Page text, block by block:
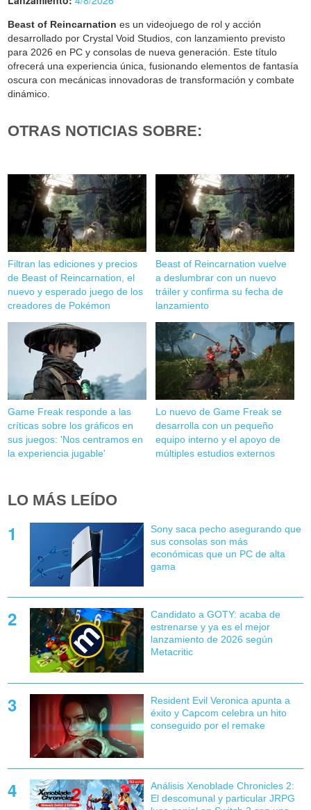
Beast of Reincarnation es un videojuego de rol y acción
desarrollado por Crystal Void Studios, con lanzamiento previsto
para 2026 en PC y consolas de nueva generación. Este título
ofrecerá una experiencia única, fusionando elementos de fantasía
oscura con mecánicas innovadoras de transformación y combate
dinámico.
OTRAS NOTICIAS SOBRE:
Filtran las ediciones y precios
de Beast of Reincarnation, el
nuevo y esperado juego de los
creadores de Pokémon
Beast of Reincarnation vuelve
a deslumbrar con un nuevo
tráiler y confirma su fecha de
lanzamiento
Game Freak responde a las
críticas sobre los gráficos en
sus juegos: 'Nos centramos en
la experiencia jugable'
Lo nuevo de Game Freak se
desarrolla con un pequeño
equipo interno y el apoyo de
múltiples estudios externos
LO MÁS LEÍDO
Sony saca pecho asegurando que
sus consolas son más
económicas que un PC de alta
gama
Candidato a GOTY: acaba de
estrenarse y ya es el mejor
lanzamiento de 2026 según
Metacritic
Resident Evil Veronica apunta a
éxito y Capcom celebra un hito
conseguido por el remake
Análisis Xenoblade Chronicles 2:
El descomunal y particular JRPG